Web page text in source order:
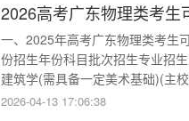
一、2025年高考广东物理类考生
份招生年份科目批次招生专业招
建筑学(需具备一定美术基础)(主
程管理(主校区)25200/4广东2025
2026-04-13 17:06:38